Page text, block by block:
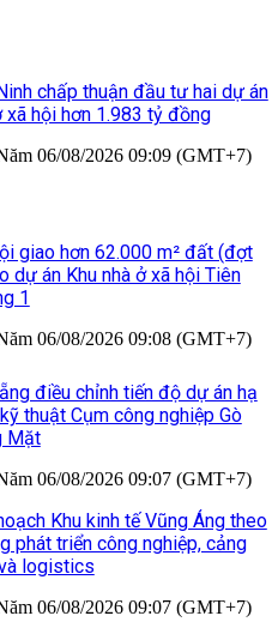
chấp thuận đầu tư hai dự án
xã hội hơn 1.983 tỷ đồng
06/08/2026 09:09 (GMT+7)
giao hơn 62.000 m² đất (đợt
dự án Khu nhà ở xã hội Tiên
1
06/08/2026 09:08 (GMT+7)
điều chỉnh tiến độ dự án hạ
thuật Cụm công nghiệp Gò
Mặt
06/08/2026 09:07 (GMT+7)
Khu kinh tế Vũng Áng theo
phát triển công nghiệp, cảng
logistics
06/08/2026 09:07 (GMT+7)